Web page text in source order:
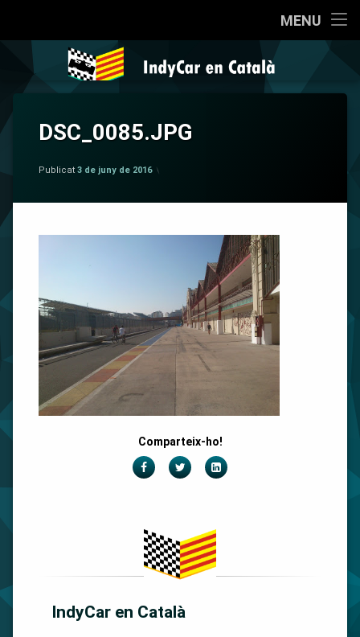
MENU
Qui som?
Coneixent la IndyCar
Cròniques
La Pregunta
contingut
IndyCar en
DSC_0085.JPG
Publicat 3 de juny de 2016
Comparteix-ho!
FacebookTwitterLinkedIn
IndyCar en Català